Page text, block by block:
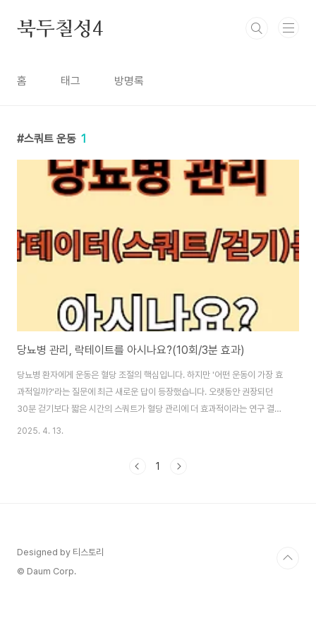
북두칠성4
홈 태그 방명록
스쿼트 운동 1
당뇨병 관리, 락테이트를 아시나요?(10회/3분 효과)
당뇨병 환자에게 운동은 혈당 조절의 핵심입니다. 하지만 '어떤 운동이 가장 효
과적일까?'라는 질문에 최근 새로운 답이 등장했습니다. 오랫동안 권장되던
30분 걷기보다 짧은 시간의 스쿼트가 혈당 관리에 더 효과적이라는 연구 결과
가 나왔기 때문인데요. 당뇨병 환자라면 주목해야 할 이 놀라운 효과에 대해 자
분마다 스쿼트 10회의 효과락테이트와 혈당 개선의 관계허벅지 근육이 혈당
2025. 4. 13.
1
Designed by 티스토리
© Daum Corp.